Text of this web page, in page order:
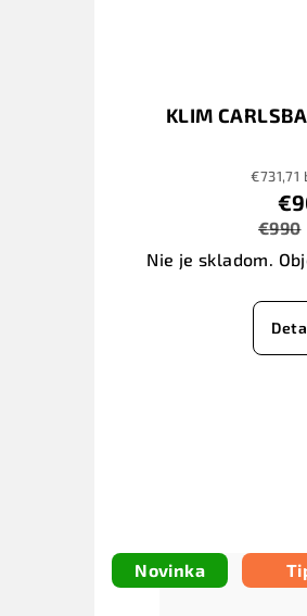
KLIM
€731,71
€990
Nie je skladom.
Novinka